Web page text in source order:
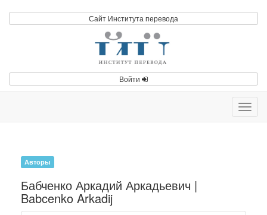
Сайт Института перевода
Войти
Авторы
Бабченко Аркадий Аркадьевич |
Babcenko Arkadij